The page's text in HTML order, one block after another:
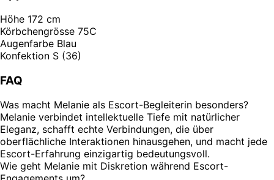
Höhe 172 cm
Körbchengrösse 75C
Augenfarbe Blau
Konfektion S (36)
FAQ
Was macht Melanie als Escort-Begleiterin besonders?
Melanie verbindet intellektuelle Tiefe mit natürlicher
Eleganz, schafft echte Verbindungen, die über
oberflächliche Interaktionen hinausgehen, und macht jede
Escort-Erfahrung einzigartig bedeutungsvoll.
Wie geht Melanie mit Diskretion während Escort-